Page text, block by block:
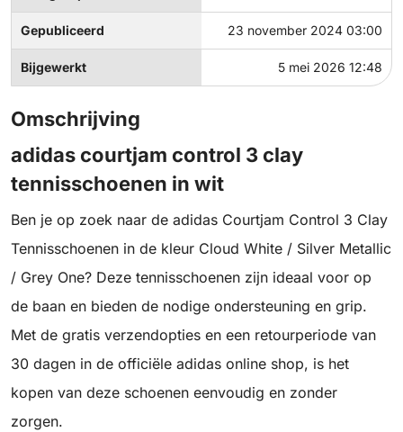
Gepubliceerd 23 november 2024 03:00
Bijgewerkt 5 mei 2026 12:48
Omschrijving
adidas courtjam control 3 clay
tennisschoenen in wit
Ben je op zoek naar de adidas Courtjam Control 3 Clay
Tennisschoenen in de kleur Cloud White / Silver Metallic
/ Grey One? Deze tennisschoenen zijn ideaal voor op
de baan en bieden de nodige ondersteuning en grip.
Met de gratis verzendopties en een retourperiode van
30 dagen in de officiële adidas online shop, is het
kopen van deze schoenen eenvoudig en zonder
zorgen.